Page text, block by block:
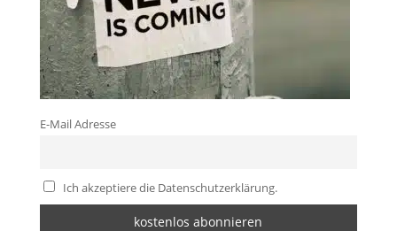
E-Mail Adresse
Ich akzeptiere die Datenschutzerklärung.